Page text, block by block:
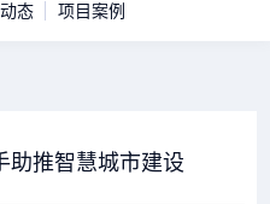
态 项目案例
助推智慧城市建设